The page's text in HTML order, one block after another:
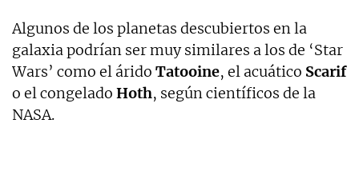
Algunos de los planetas descubiertos en la
galaxia podrían ser muy similares a los de ‘Star
Wars’ como el árido Tatooine, el acuático Scarif
o el congelado Hoth, según científicos de la
NASA.